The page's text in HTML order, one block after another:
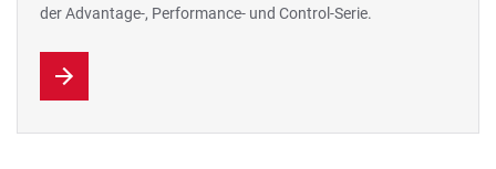
der Advantage-, Performance- und Control-Serie.